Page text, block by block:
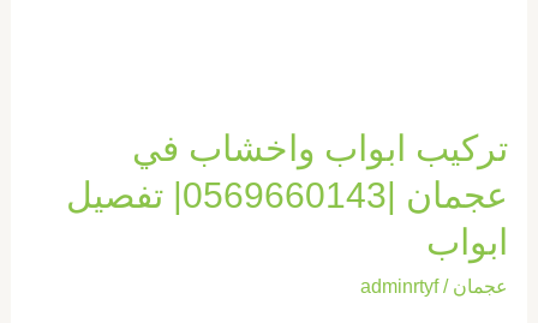
تركيب ابواب واخشاب في
عجمان |0569660143| تفصيل
ابواب
عجمان /
adminrtyf